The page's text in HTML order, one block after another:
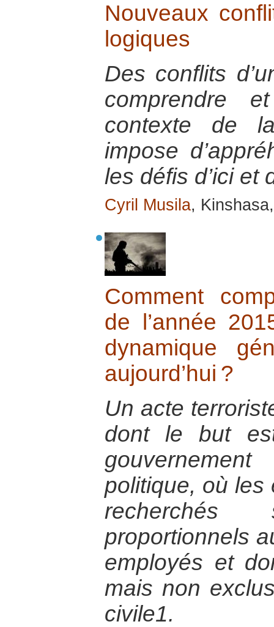
Nouveaux
logiques
Des conflits
comprendre
contexte de
impose
les défis d’ici et
Cyril Musila,
Comment
de l’année
dynamique
aujourd’hui ?
Un acte
dont le but
politique, où les
recherchés
proportionnels
employés et
mais non
civile1.